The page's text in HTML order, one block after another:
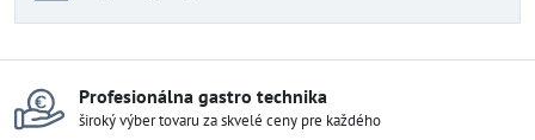
Profesionálna gastro technika
široký výber tovaru za skvelé ceny pre každého